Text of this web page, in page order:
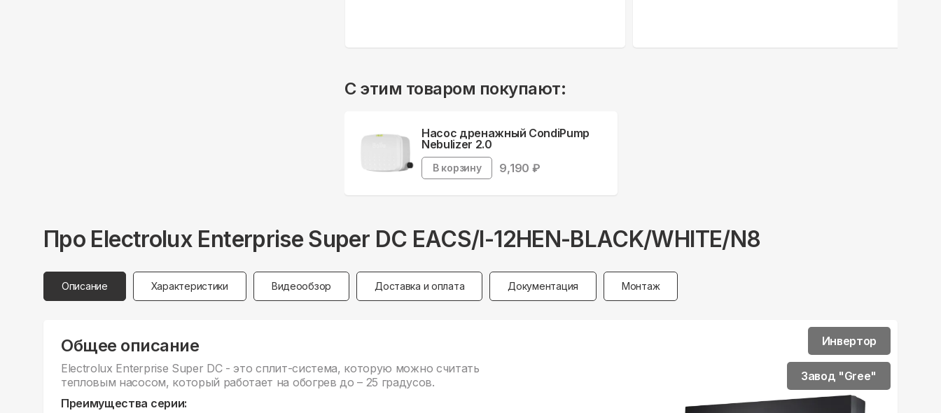
С этим товаром покупают:
Насос дренажный CondiPump
Nebulizer 2.0
В корзину 9,190 ₽
Про Electrolux Enterprise Super DC EACS/I-12HEN-BLACK/WHITE/N8
Описание Характеристики Видеообзор Доставка и оплата Документация Монтаж
Общее описание
Electrolux Enterprise Super DC - это сплит-система, которую можно считать
тепловым насосом, который работает на обогрев до – 25 градусов.
Преимущества серии:
Инвертор
Завод "Gree"